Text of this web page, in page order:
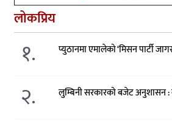
लोकप्रिय
१. प्युठानमा एमालेको ‘मिसन पार्टी
२. लुम्बिनी सरकारको बजेट अनुशासन :